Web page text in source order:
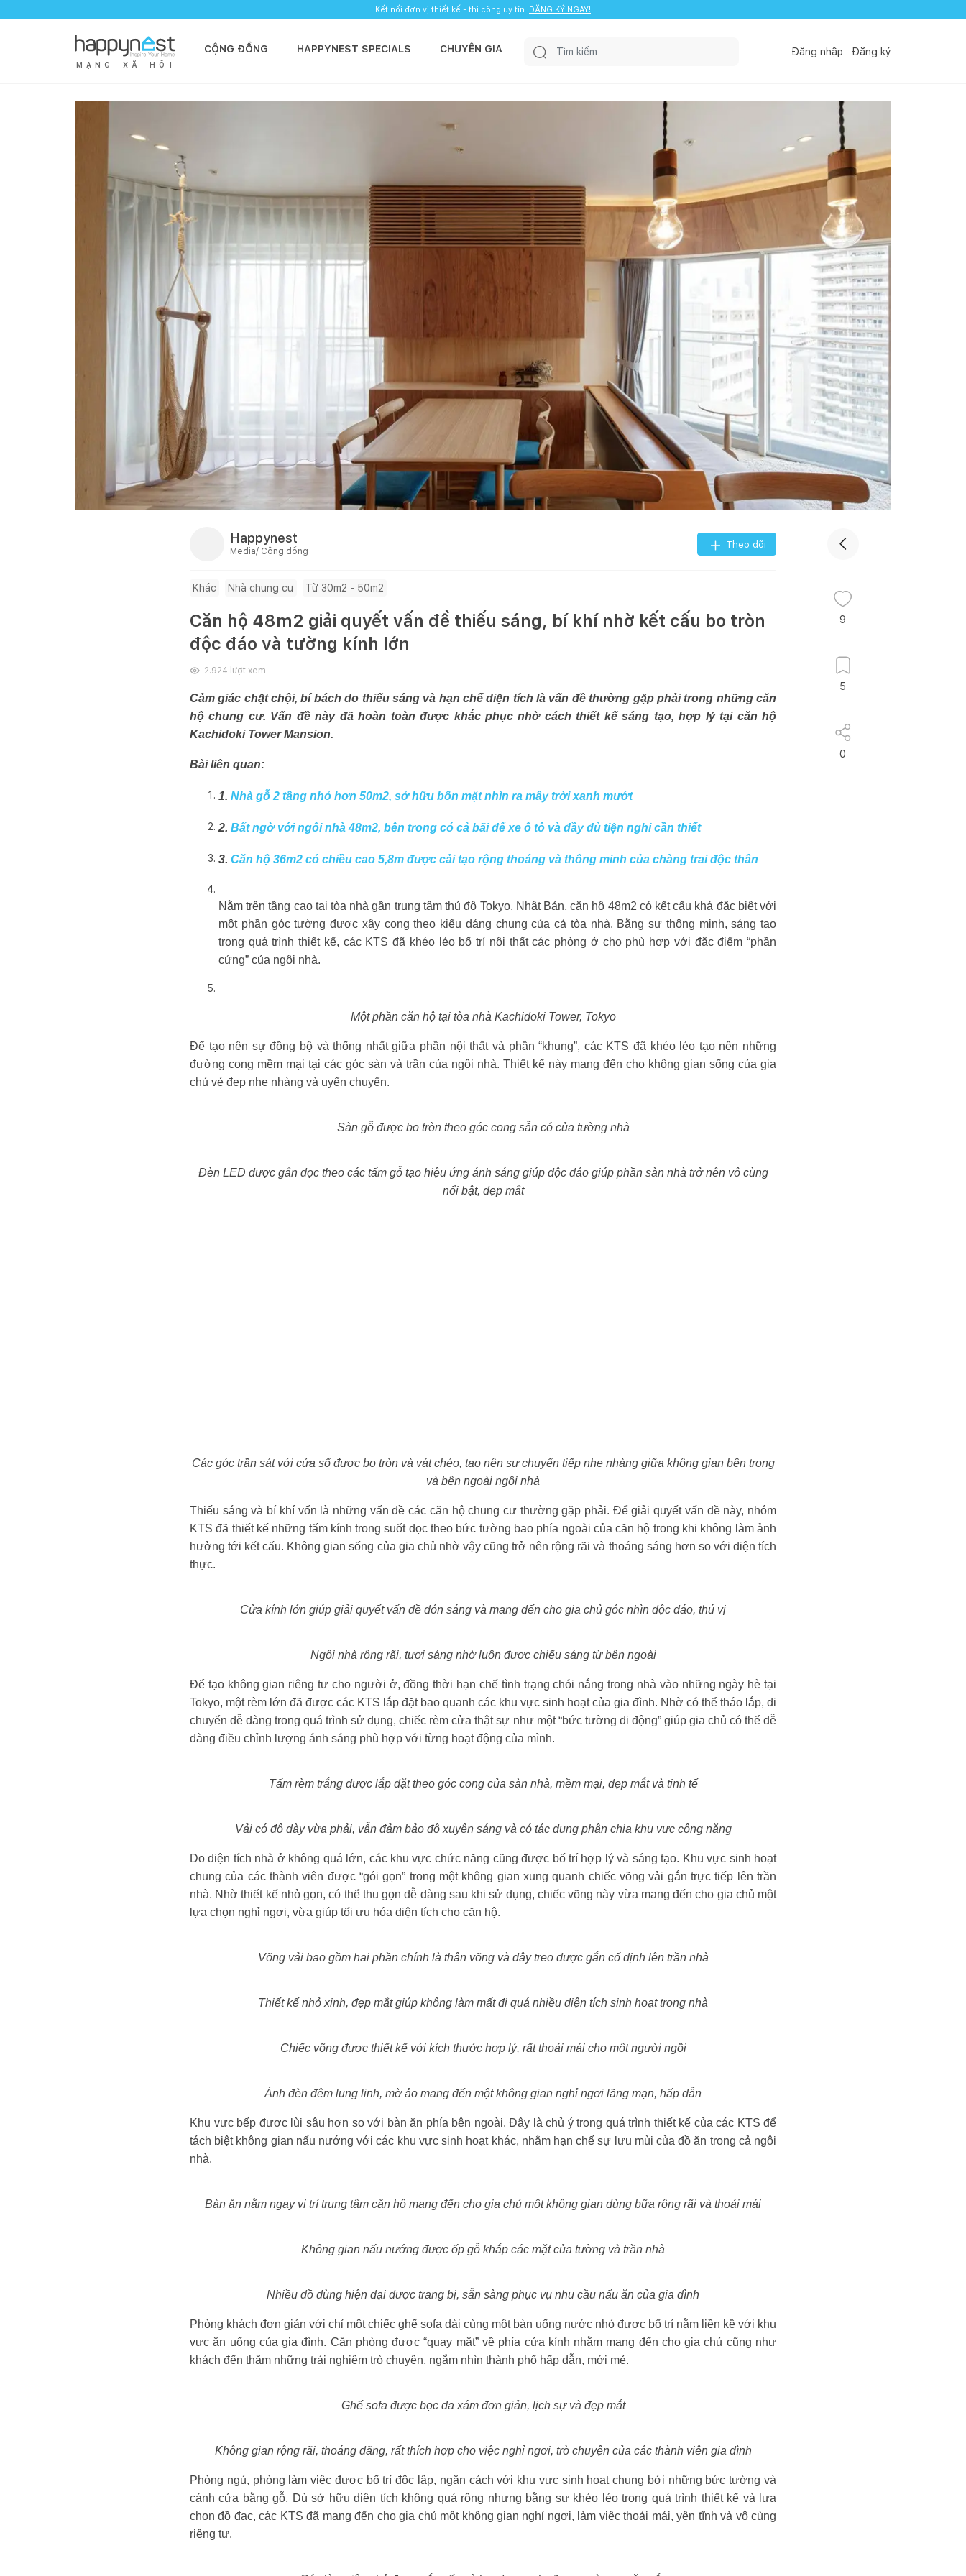
Kết nối đơn vị thiết kế - thi công uy tín. ĐĂNG KÝ NGAY!
M Ạ N G X Ã H Ộ I
CỘNG ĐỒNG HAPPYNEST SPECIALS CHUYÊN GIA Đăng nhập Đăng ký
Happynest
Media/ Cộng đồng
Theo dõi
Khác Nhà chung cư Từ 30m2 - 50m2
Căn hộ 48m2 giải quyết vấn đề thiếu sáng, bí khí nhờ kết cấu bo tròn
độc đáo và tường kính lớn
2.924 lượt xem
Cảm giác chật chội, bí bách do thiếu sáng và hạn chế diện tích là vấn đề thường gặp phải trong những căn
hộ chung cư. Vấn đề này đã hoàn toàn được khắc phục nhờ cách thiết kế sáng tạo, hợp lý tại căn hộ
Kachidoki Tower Mansion.
Bài liên quan:
1. Nhà gỗ 2 tầng nhỏ hơn 50m2, sở hữu bốn mặt nhìn ra mây trời xanh mướt
2. Bất ngờ với ngôi nhà 48m2, bên trong có cả bãi để xe ô tô và đầy đủ tiện nghi cần thiết
3. Căn hộ 36m2 có chiều cao 5,8m được cải tạo rộng thoáng và thông minh của chàng trai độc thân
Nằm trên tầng cao tại tòa nhà gần trung tâm thủ đô Tokyo, Nhật Bản, căn hộ 48m2 có kết cấu khá đặc biệt với
một phần góc tường được xây cong theo kiểu dáng chung của cả tòa nhà. Bằng sự thông minh, sáng tạo
trong quá trình thiết kế, các KTS đã khéo léo bố trí nội thất các phòng ở cho phù hợp với đặc điểm “phần
cứng” của ngôi nhà.
Một phần căn hộ tại tòa nhà Kachidoki Tower, Tokyo
Để tạo nên sự đồng bộ và thống nhất giữa phần nội thất và phần “khung”, các KTS đã khéo léo tạo nên những
đường cong mềm mại tại các góc sàn và trần của ngôi nhà. Thiết kế này mang đến cho không gian sống của gia
chủ vẻ đẹp nhẹ nhàng và uyển chuyển.
Sàn gỗ được bo tròn theo góc cong sẵn có của tường nhà
Đèn LED được gắn dọc theo các tấm gỗ tạo hiệu ứng ánh sáng giúp độc đáo giúp phần sàn nhà trở nên vô cùng
nổi bật, đẹp mắt
Các góc trần sát với cửa sổ được bo tròn và vát chéo, tạo nên sự chuyển tiếp nhẹ nhàng giữa không gian bên trong
và bên ngoài ngôi nhà
Thiếu sáng và bí khí vốn là những vấn đề các căn hộ chung cư thường gặp phải. Để giải quyết vấn đề này, nhóm
KTS đã thiết kế những tấm kính trong suốt dọc theo bức tường bao phía ngoài của căn hộ trong khi không làm ảnh
hưởng tới kết cấu. Không gian sống của gia chủ nhờ vậy cũng trở nên rộng rãi và thoáng sáng hơn so với diện tích
thực.
Cửa kính lớn giúp giải quyết vấn đề đón sáng và mang đến cho gia chủ góc nhìn độc đáo, thú vị
Ngôi nhà rộng rãi, tươi sáng nhờ luôn được chiếu sáng từ bên ngoài
Để tạo không gian riêng tư cho người ở, đồng thời hạn chế tình trạng chói nắng trong nhà vào những ngày hè tại
Tokyo, một rèm lớn đã được các KTS lắp đặt bao quanh các khu vực sinh hoạt của gia đình. Nhờ có thể tháo lắp, di
chuyển dễ dàng trong quá trình sử dụng, chiếc rèm cửa thật sự như một “bức tường di động” giúp gia chủ có thể dễ
dàng điều chỉnh lượng ánh sáng phù hợp với từng hoạt động của mình.
Tấm rèm trắng được lắp đặt theo góc cong của sàn nhà, mềm mại, đẹp mắt và tinh tế
Vải có độ dày vừa phải, vẫn đảm bảo độ xuyên sáng và có tác dụng phân chia khu vực công năng
Do diện tích nhà ở không quá lớn, các khu vực chức năng cũng được bố trí hợp lý và sáng tạo. Khu vực sinh hoạt
chung của các thành viên được “gói gọn” trong một không gian xung quanh chiếc võng vải gắn trực tiếp lên trần
nhà. Nhờ thiết kế nhỏ gọn, có thể thu gọn dễ dàng sau khi sử dụng, chiếc võng này vừa mang đến cho gia chủ một
lựa chọn nghỉ ngơi, vừa giúp tối ưu hóa diện tích cho căn hộ.
Võng vải bao gồm hai phần chính là thân võng và dây treo được gắn cố định lên trần nhà
Thiết kế nhỏ xinh, đẹp mắt giúp không làm mất đi quá nhiều diện tích sinh hoạt trong nhà
Chiếc võng được thiết kế với kích thước hợp lý, rất thoải mái cho một người ngồi
Ánh đèn đêm lung linh, mờ ảo mang đến một không gian nghỉ ngơi lãng mạn, hấp dẫn
Khu vực bếp được lùi sâu hơn so với bàn ăn phía bên ngoài. Đây là chủ ý trong quá trình thiết kế của các KTS để
tách biệt không gian nấu nướng với các khu vực sinh hoạt khác, nhằm hạn chế sự lưu mùi của đồ ăn trong cả ngôi
nhà.
Bàn ăn nằm ngay vị trí trung tâm căn hộ mang đến cho gia chủ một không gian dùng bữa rộng rãi và thoải mái
Không gian nấu nướng được ốp gỗ khắp các mặt của tường và trần nhà
Nhiều đồ dùng hiện đại được trang bị, sẵn sàng phục vụ nhu cầu nấu ăn của gia đình
Phòng khách đơn giản với chỉ một chiếc ghế sofa dài cùng một bàn uống nước nhỏ được bố trí nằm liền kề với khu
vực ăn uống của gia đình. Căn phòng được “quay mặt” về phía cửa kính nhằm mang đến cho gia chủ cũng như
khách đến thăm những trải nghiệm trò chuyện, ngắm nhìn thành phố hấp dẫn, mới mẻ.
Ghế sofa được bọc da xám đơn giản, lịch sự và đẹp mắt
Không gian rộng rãi, thoáng đãng, rất thích hợp cho việc nghỉ ngơi, trò chuyện của các thành viên gia đình
Phòng ngủ, phòng làm việc được bố trí độc lập, ngăn cách với khu vực sinh hoạt chung bởi những bức tường và
cánh cửa bằng gỗ. Dù sở hữu diện tích không quá rộng nhưng bằng sự khéo léo trong quá trình thiết kế và lựa
chọn đồ đạc, các KTS đã mang đến cho gia chủ một không gian nghỉ ngơi, làm việc thoải mái, yên tĩnh và vô cùng
riêng tư.
9
5
0